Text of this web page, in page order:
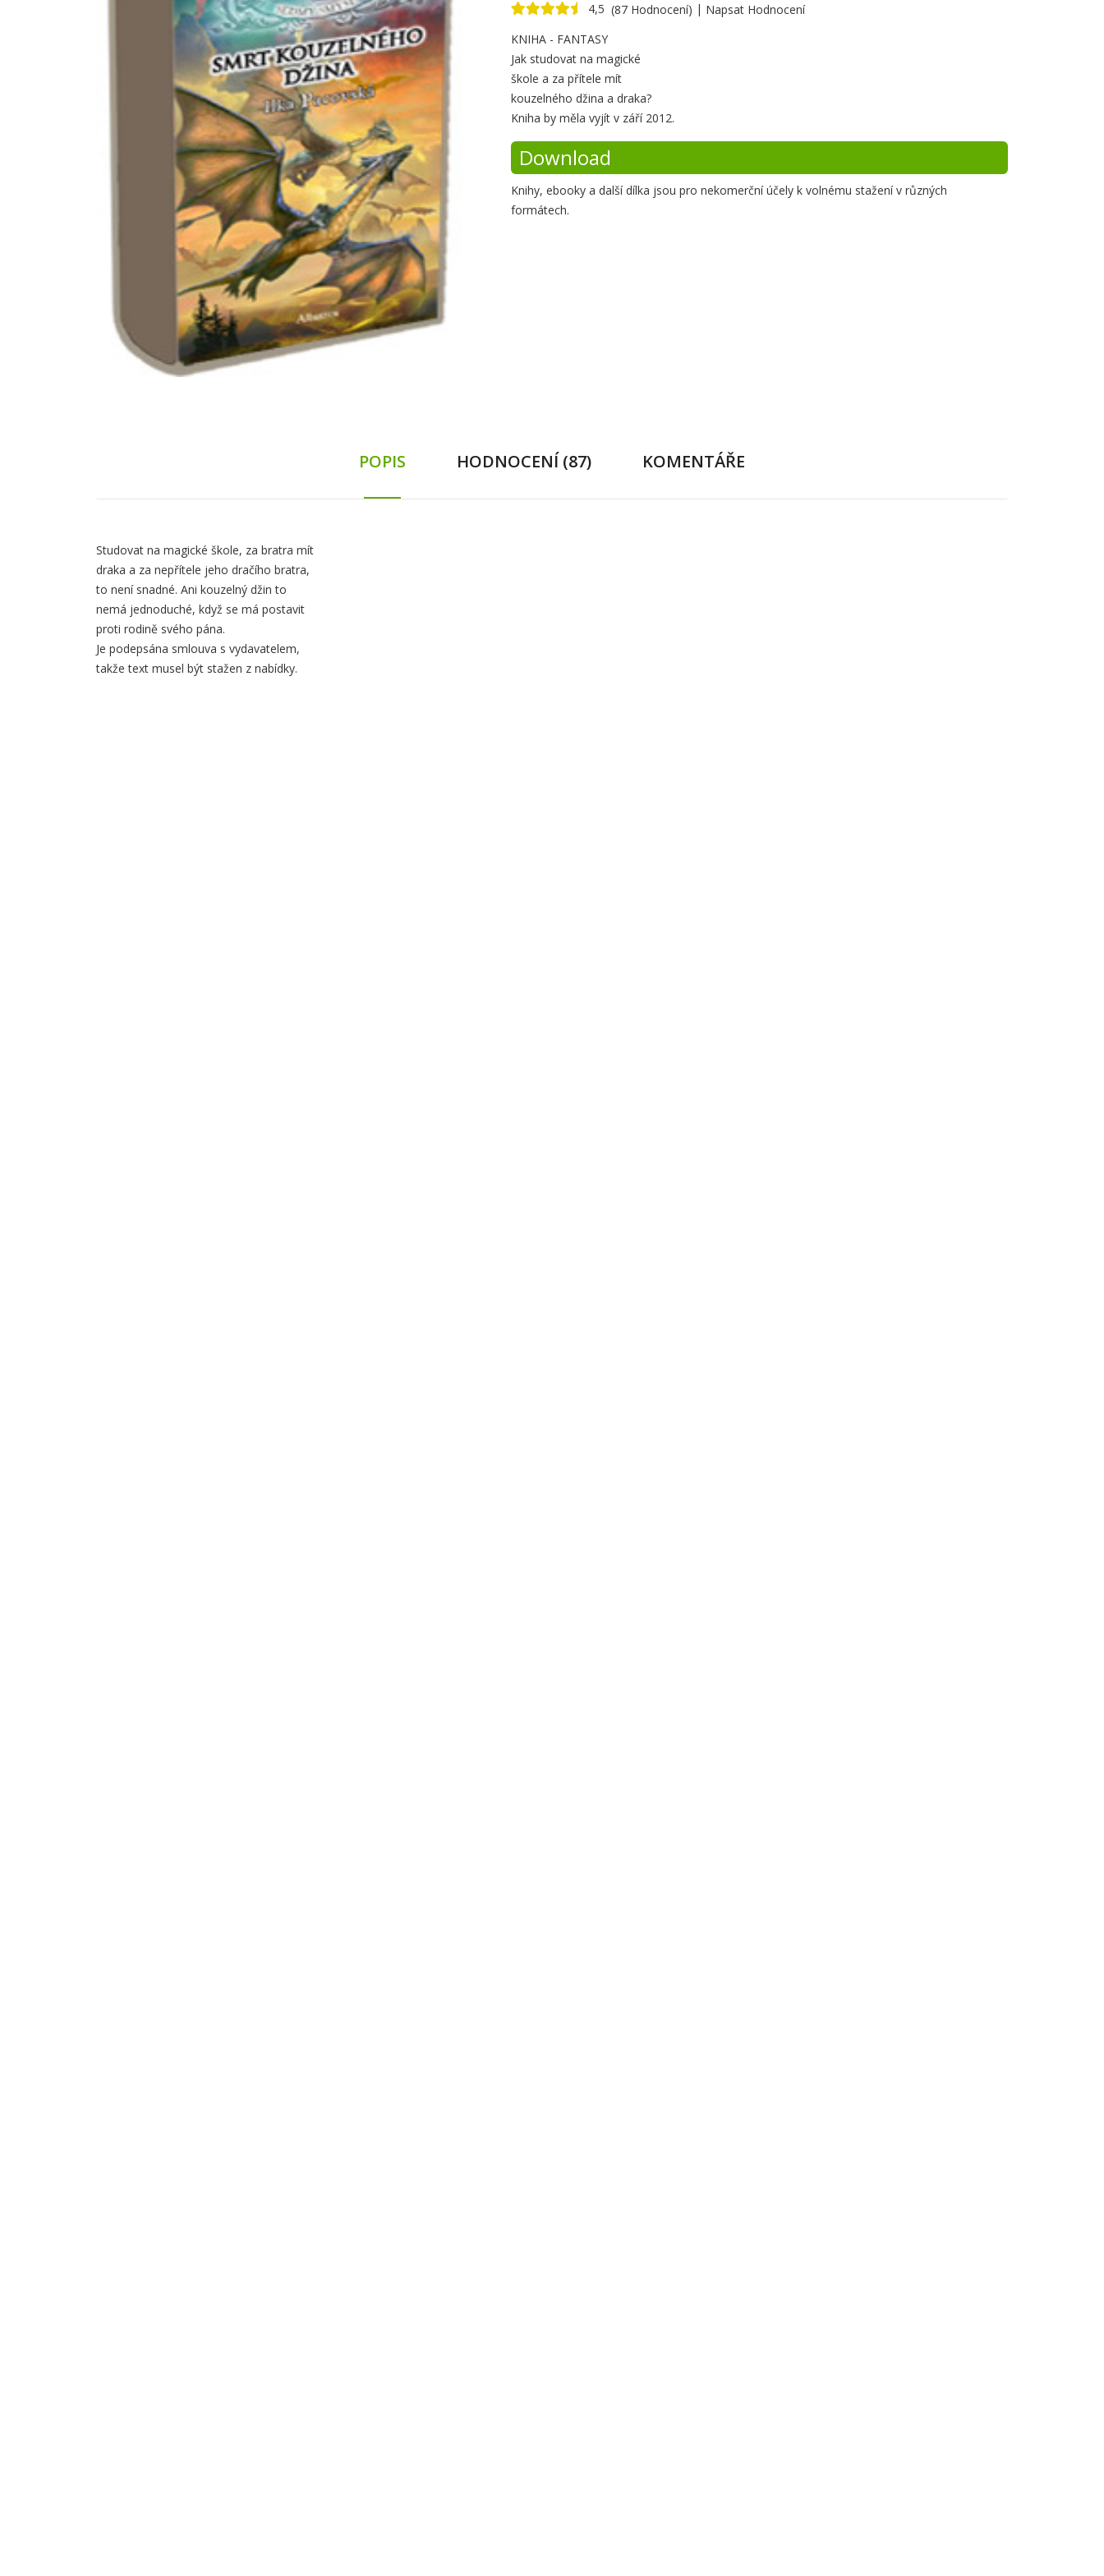
4,5 (87 Hodnocení) | Napsat Hodnocení
Krátké
shrnutí
KNIHA - FANTASY
Jak studovat na magické
škole a za přítele mít
kouzelného džina a draka?
Kniha by měla vyjít v září 2012.
Download
Knihy, ebooky a další dílka jsou pro nekomerční účely k volnému stažení v různých
formátech.
POPIS HODNOCENÍ (87) KOMENTÁŘE
Obsah
záložky
Popis
Studovat na magické škole, za bratra mít
draka a za nepřítele jeho dračího bratra,
to není snadné. Ani kouzelný džin to
nemá jednoduché, když se má postavit
proti rodině svého pána.
Je podepsána smlouva s vydavatelem,
takže text musel být stažen z nabídky.